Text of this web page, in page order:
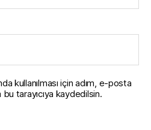
kullanılması için adım, e-posta
tarayıcıya kaydedilsin.